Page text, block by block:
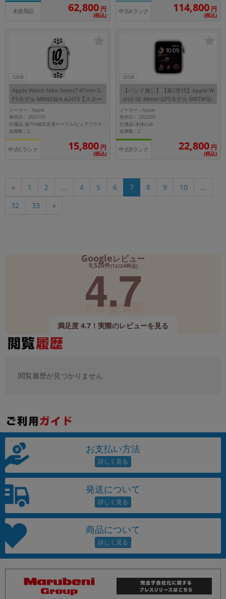
未使用品 62,800 円
(税込)
中古Aランク 114,800 円
(税込)
32GB
Apple Watch Nike Series7 41mm G
PSモデル MKN33J/A A2473【スター
ライトアルミニウムケース/ピュアプ
ラチナム ブラックNikeスポーツバン
ド】
メーカー：Apple
発売日： 2021/10
付属品: 箱/1m磁気充電ケーブル/ピュアプラチナムブラックNikeスポーツバンド/マニュアル
在庫数：2
中古Cランク 15,800 円
(税込)
32GB
【バンド無し】【第2世代】Apple W
atch SE 44mm GPSモデル MRTW3J/
A A2723【スターライトアルミニウ
ムケース】
メーカー：Apple
発売日： 2022/09
付属品: 本体のみ
在庫数：2
中古Bランク 22,800 円
(税込)
« 1 2 ... 4 5 6 7 8 9 10
...
32
33 »
Googleレビュー
9,520件(12/24時点)
4.7
満足度 4.7！実際のレビューを見る
閲覧履歴が見つかりません
お支払い方法
発送について
商品について